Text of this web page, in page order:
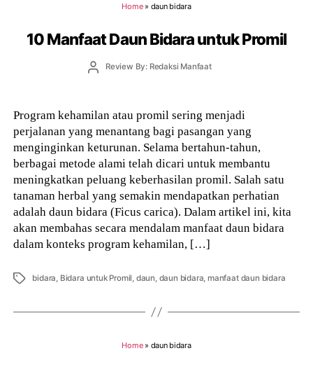
Home» daun bidara
10 Manfaat Daun Bidara untuk Promil
PostReview By: Redaksi Manfaat
Program kehamilan atau promil sering menjadi
perjalanan yang menantang bagi pasangan yang
menginginkan keturunan. Selama bertahun-tahun,
berbagai metode alami telah dicari untuk membantu
meningkatkan peluang keberhasilan promil. Salah satu
tanaman herbal yang semakin mendapatkan perhatian
adalah daun bidara (Ficus carica). Dalam artikel ini, kita
akan membahas secara mendalam manfaat daun bidara
dalam konteks program kehamilan, […]
Tags bidara, Bidara untuk Promil, daun, daun bidara,manfaat daun bidara
Home» daun bidara